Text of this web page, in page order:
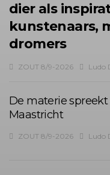
dier als
kunstenaars,
dromers
ZOUT 8/9-2026 Ludo
De materie
Maastricht
ZOUT 8/9-2026 Ludo